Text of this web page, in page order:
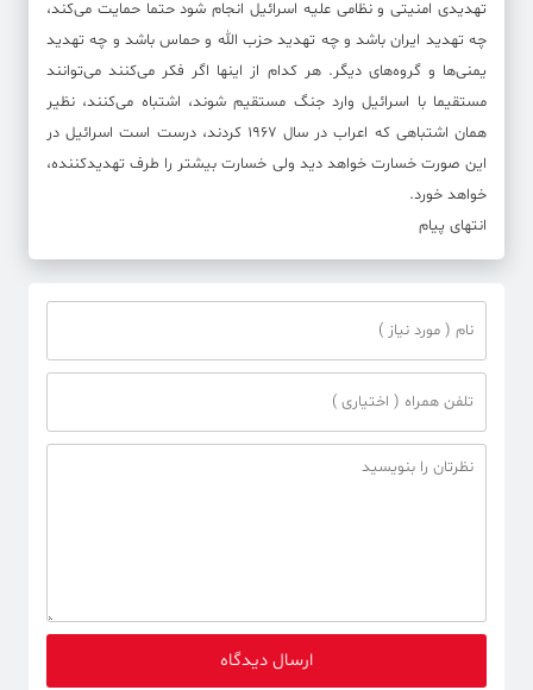
تهدیدی امنیتی و نظامی علیه اسرائیل انجام شود حتما حمایت می‌کند،
چه تهدید ایران باشد و چه تهدید حزب الله و حماس باشد و چه تهدید
یمنی‌ها و گروه‌های دیگر. هر کدام از اینها اگر فکر می‌کنند می‌توانند
مستقیما با اسرائیل وارد جنگ مستقیم شوند، اشتباه می‌کنند، نظیر
همان اشتباهی که اعراب در سال ۱۹۶۷ کردند، درست است اسرائیل در
این صورت خسارت خواهد دید ولی خسارت بیشتر را طرف تهدیدکننده،
خواهد خورد.
انتهای پیام